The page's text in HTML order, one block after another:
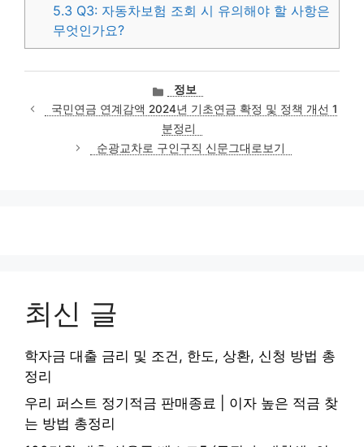
5.3 Q3: 자동차보험 조회 시 유의해야 할 사항은
무엇인가요?
카
테
고
리
정보
국민연금 연계감액 2024년 기초연금 확정 및 정책 개선 1
분정리
순광교차로 구인구직 신문그대로보기
최신 글
학자금 대출 금리 및 조건, 한도, 상환, 신청 방법 총
정리
우리 퍼스트 정기적금 판매종료 | 이자 높은 적금 찾
는 방법 총정리